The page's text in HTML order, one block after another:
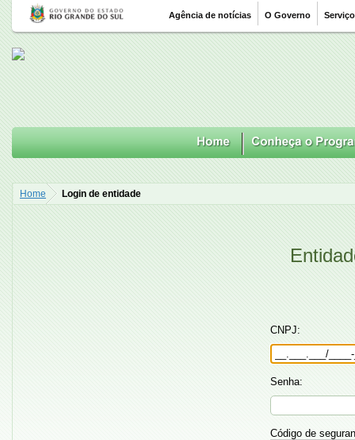
Agência de notícias O Governo
Home Login de entidade
CNPJ:
Senha:
Código de